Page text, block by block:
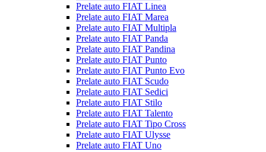
Prelate auto FIAT Linea
Prelate auto FIAT Marea
Prelate auto FIAT Multipla
Prelate auto FIAT Panda
Prelate auto FIAT Pandina
Prelate auto FIAT Punto
Prelate auto FIAT Punto Evo
Prelate auto FIAT Scudo
Prelate auto FIAT Sedici
Prelate auto FIAT Stilo
Prelate auto FIAT Talento
Prelate auto FIAT Tipo Cross
Prelate auto FIAT Ulysse
Prelate auto FIAT Uno